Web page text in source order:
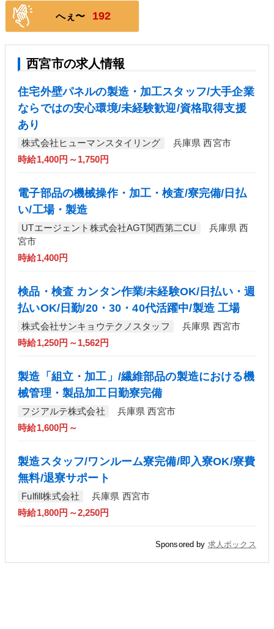
へぇ〜 192
西宮市の求人情報
住宅外壁パネルの製造・加工スタッフ/大手企業
ならではの安心環境/未経験歓迎/資格取得支援
あり
株式会社ヒューマンスタイリング
兵庫県 西宮市
時給1,400円～1,750円
電子部品の機械操作・加工・検査/寮完備/日払
い/工場・製造
UTエージェント株式会社AGT関西第二CU
兵庫県 西
宮市
時給1,400円
検品・検査 カンタン作業/未経験OK/日払い・週
払いOK/日勤/20・30・40代活躍中/製造 工場
株式会社サンキョウテクノスタッフ
兵庫県 西宮市
時給1,250円～1,562円
製造「組立・加工」/繊維部品の製造における機
械管理・製品加工日勤寮完備
フジアルテ株式会社
兵庫県 西宮市
時給1,600円～
製造スタッフ/ワンルーム寮完備/即入寮OK/寮費
無料/退寮サポート
Fulfill株式会社
兵庫県 西宮市
時給1,800円～2,250円
Sponsored by 求人ボックス